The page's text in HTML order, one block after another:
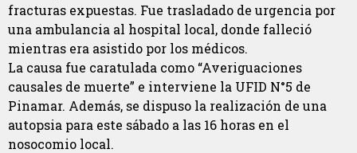
fracturas expuestas. Fue trasladado de urgencia por
una ambulancia al hospital local, donde falleció
mientras era asistido por los médicos.
La causa fue caratulada como “Averiguaciones
causales de muerte” e interviene la UFID N°5 de
Pinamar. Además, se dispuso la realización de una
autopsia para este sábado a las 16 horas en el
nosocomio local.